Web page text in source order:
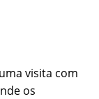
visita com
os